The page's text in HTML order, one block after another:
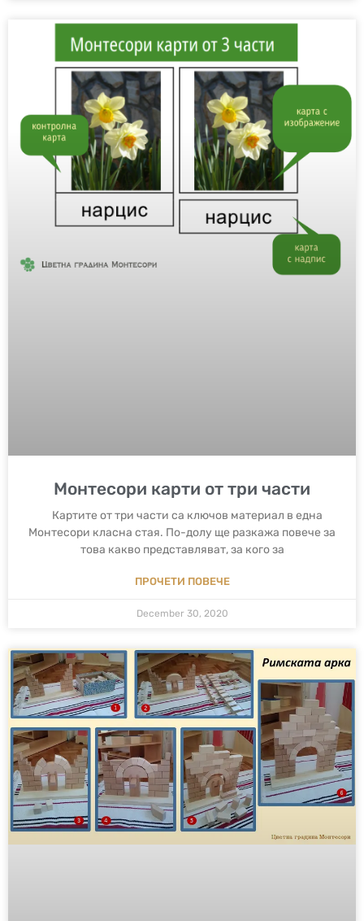
Монтесори карти от три части
Картите от три части са ключов материал в една
Монтесори класна стая. По-долу ще разкажа повече за
това какво представляват, за кого за
ПРОЧЕТИ ПОВЕЧЕ
December 30, 2020